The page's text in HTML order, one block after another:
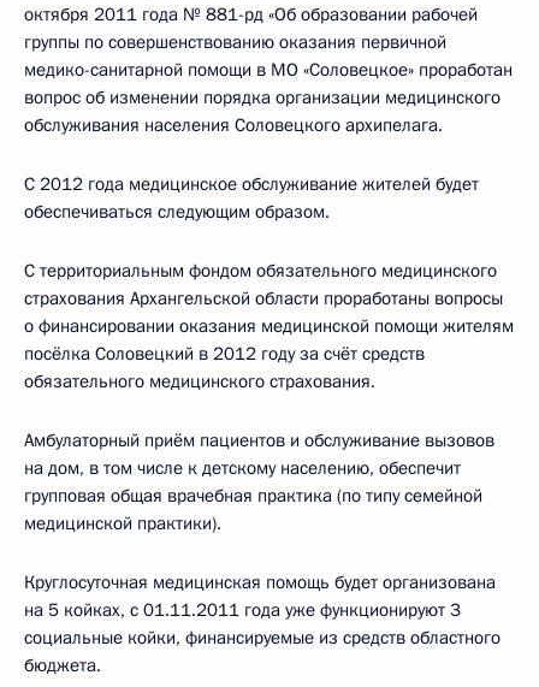
октября 2011 года № 881-рд «Об образовании рабочей
группы по совершенствованию оказания первичной
медико-санитарной помощи в МО «Соловецкое» проработан
вопрос об изменении порядка организации медицинского
обслуживания населения Соловецкого архипелага.
С 2012 года медицинское обслуживание жителей будет
обеспечиваться следующим образом.
С территориальным фондом обязательного медицинского
страхования Архангельской области проработаны вопросы
о финансировании оказания медицинской помощи жителям
посёлка Соловецкий в 2012 году за счёт средств
обязательного медицинского страхования.
Амбулаторный приём пациентов и обслуживание вызовов
на дом, в том числе к детскому населению, обеспечит
групповая общая врачебная практика (по типу семейной
медицинской практики).
Круглосуточная медицинская помощь будет организована
на 5 койках, с 01.11.2011 года уже функционируют 3
социальные койки, финансируемые из средств областного
бюджета.